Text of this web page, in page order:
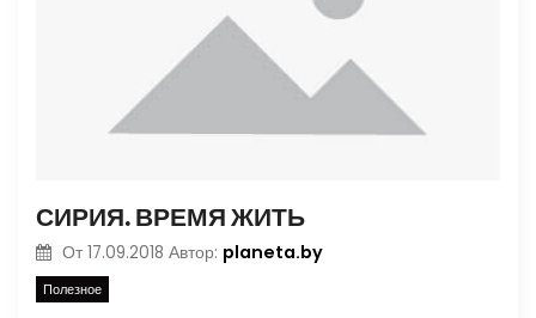
СИРИЯ. ВРЕМЯ ЖИТЬ
От 17.09.2018 Автор: planeta.by
Полезное